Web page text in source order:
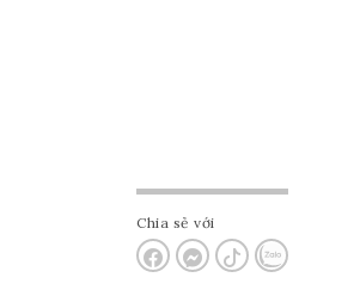
Chia sẻ với